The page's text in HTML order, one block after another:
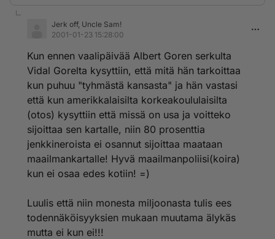
Jerk off, Uncle Sam!
2001-01-23 15:28:00
Kun ennen vaalipäivää Albert Goren serkulta
Vidal Gorelta kysyttiin, että mitä hän tarkoittaa
kun puhuu "tyhmästä kansasta" ja hän vastasi
että kun amerikkalaisilta korkeakoululaisilta
(otos) kysyttiin että missä on usa ja voitteko
sijoittaa sen kartalle, niin 80 prosenttia
jenkkineroista ei osannut sijoittaa maataan
maailmankartalle! Hyvä maailmanpoliisi(koira)
kun ei osaa edes kotiin! =)
Luulis että niin monesta miljoonasta tulis ees
todennäköisyyksien mukaan muutama älykäs
mutta ei kun ei!!!